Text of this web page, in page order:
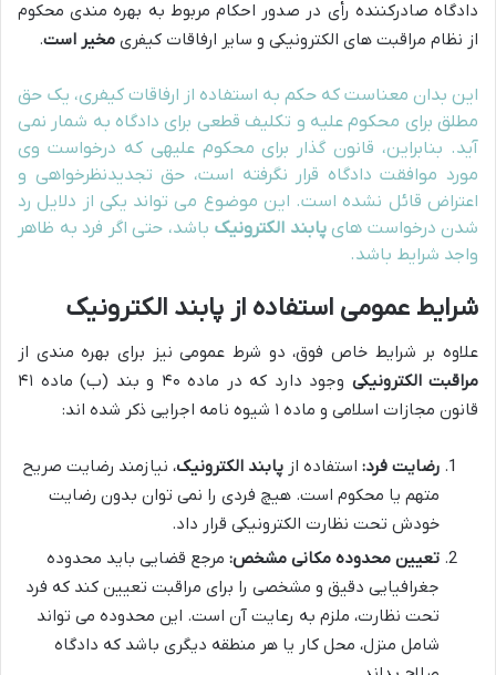
دادگاه صادرکننده رأی در صدور احکام مربوط به بهره مندی محکوم
از نظام مراقبت های الکترونیکی و سایر ارفاقات کیفری مخیر است.
این بدان معناست که حکم به استفاده از ارفاقات کیفری، یک حق
مطلق برای محکوم علیه و تکلیف قطعی برای دادگاه به شمار نمی
آید. بنابراین، قانون گذار برای محکوم علیهی که درخواست وی
مورد موافقت دادگاه قرار نگرفته است، حق تجدیدنظرخواهی و
اعتراض قائل نشده است. این موضوع می تواند یکی از دلایل رد
شدن درخواست هایپابند الکترونیک باشد، حتی اگر فرد به ظاهر
واجد شرایط باشد.
شرایط عمومی استفاده از پابند الکترونیک
علاوه بر شرایط خاص فوق، دو شرط عمومی نیز برای بهره مندی از
مراقبت الکترونیکی
وجود دارد که در ماده ۴۰ و بند (ب) ماده ۴۱
قانون مجازات اسلامی و ماده ۱ شیوه نامه اجرایی ذکر شده اند:
رضایت فرد: استفاده از پابند الکترونیک، نیازمند رضایت صریح
متهم یا محکوم است. هیچ فردی را نمی توان بدون رضایت
خودش تحت نظارت الکترونیکی قرار داد.
تعیین محدوده مکانی مشخص: مرجع قضایی باید محدوده
جغرافیایی دقیق و مشخصی را برای مراقبت تعیین کند که فرد
تحت نظارت، ملزم به رعایت آن است. این محدوده می تواند
شامل منزل، محل کار یا هر منطقه دیگری باشد که دادگاه